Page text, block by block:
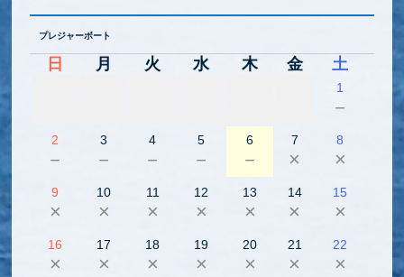
プレジャーボート
日 月 火 水 木 金 土
1
－
2
－
3
－
4
－
5
－
6
－
7
×
8
×
9
×
10
×
11
×
12
×
13
×
14
×
15
×
16
×
17
×
18
×
19
×
20
×
21
×
22
×